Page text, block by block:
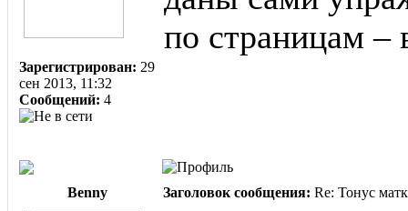
Зарегистрирован: 29
сен 2013, 11:32
Сообщений: 4
по страницам –
Benny Заголовок сообщения: Re: Тонус